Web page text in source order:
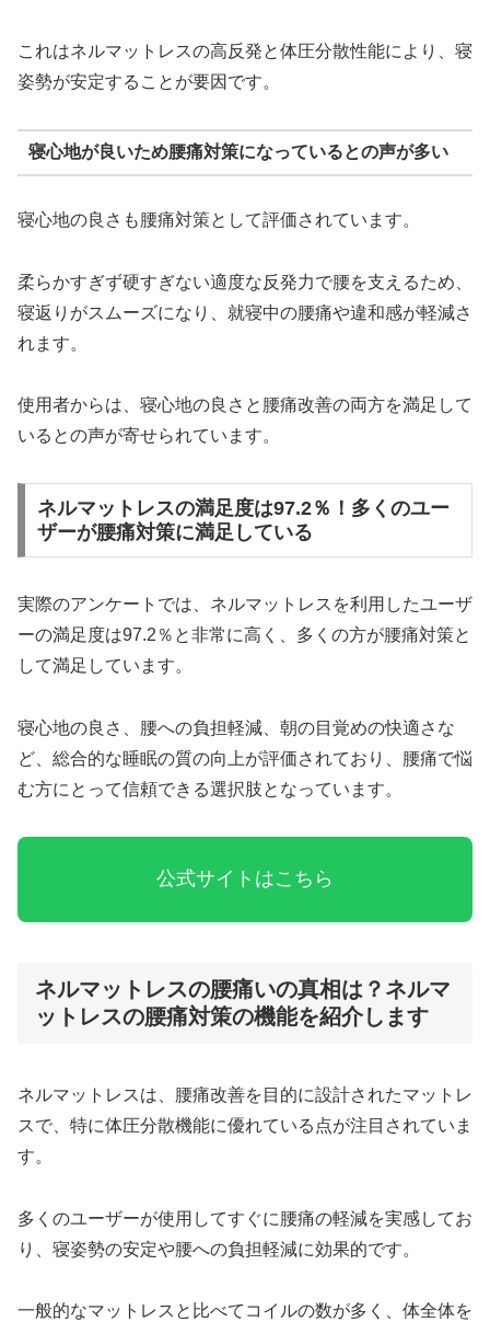
これはネルマットレスの高反発と体圧分散性能により、寝
姿勢が安定することが要因です。
寝心地が良いため腰痛対策になっているとの声が多い
寝心地の良さも腰痛対策として評価されています。
柔らかすぎず硬すぎない適度な反発力で腰を支えるため、
寝返りがスムーズになり、就寝中の腰痛や違和感が軽減さ
れます。
使用者からは、寝心地の良さと腰痛改善の両方を満足して
いるとの声が寄せられています。
ネルマットレスの満足度は97.2％！多くのユー
ザーが腰痛対策に満足している
実際のアンケートでは、ネルマットレスを利用したユーザ
ーの満足度は97.2％と非常に高く、多くの方が腰痛対策と
して満足しています。
寝心地の良さ、腰への負担軽減、朝の目覚めの快適さな
ど、総合的な睡眠の質の向上が評価されており、腰痛で悩
む方にとって信頼できる選択肢となっています。
公式サイトはこちら
ネルマットレスの腰痛いの真相は？ネルマ
ットレスの腰痛対策の機能を紹介します
ネルマットレスは、腰痛改善を目的に設計されたマットレ
スで、特に体圧分散機能に優れている点が注目されていま
す。
多くのユーザーが使用してすぐに腰痛の軽減を実感してお
り、寝姿勢の安定や腰への負担軽減に効果的です。
一般的なマットレスと比べてコイルの数が多く、体全体を